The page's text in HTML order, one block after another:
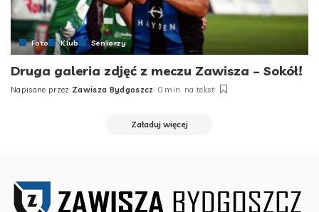
Foto Klub Seniorzy
Druga galeria zdjęć z meczu Zawisza – Sokół!
Posted
Napisane przez Zawisza Bydgoszcz 0 min. na tekst
Załaduj więcej